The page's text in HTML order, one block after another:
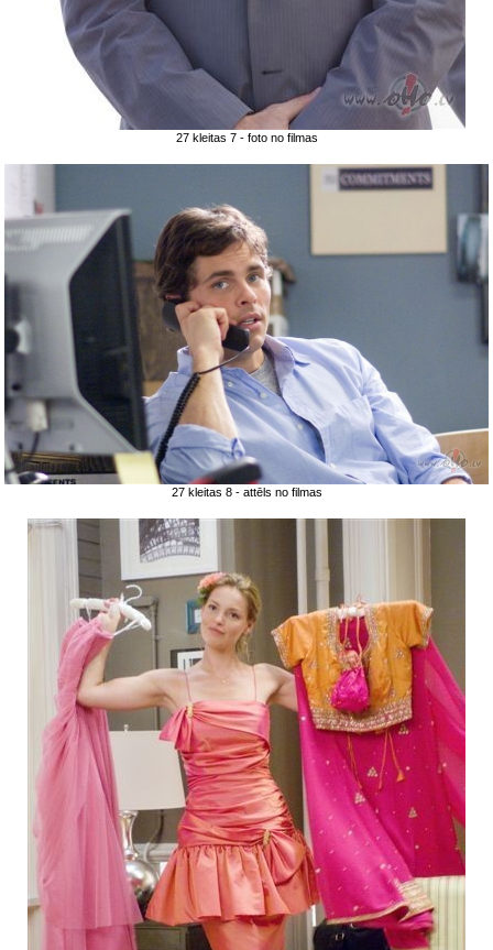
27 kleitas 7 - foto no filmas
27 kleitas 8 - attēls no filmas